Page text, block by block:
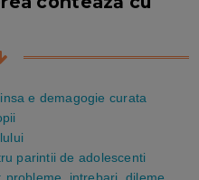
e demagogie curata
parintii de adolescenti